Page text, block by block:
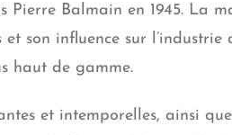
Balmain en 1945. La
son influence sur l’industrie
haut de gamme.
et intemporelles, ainsi